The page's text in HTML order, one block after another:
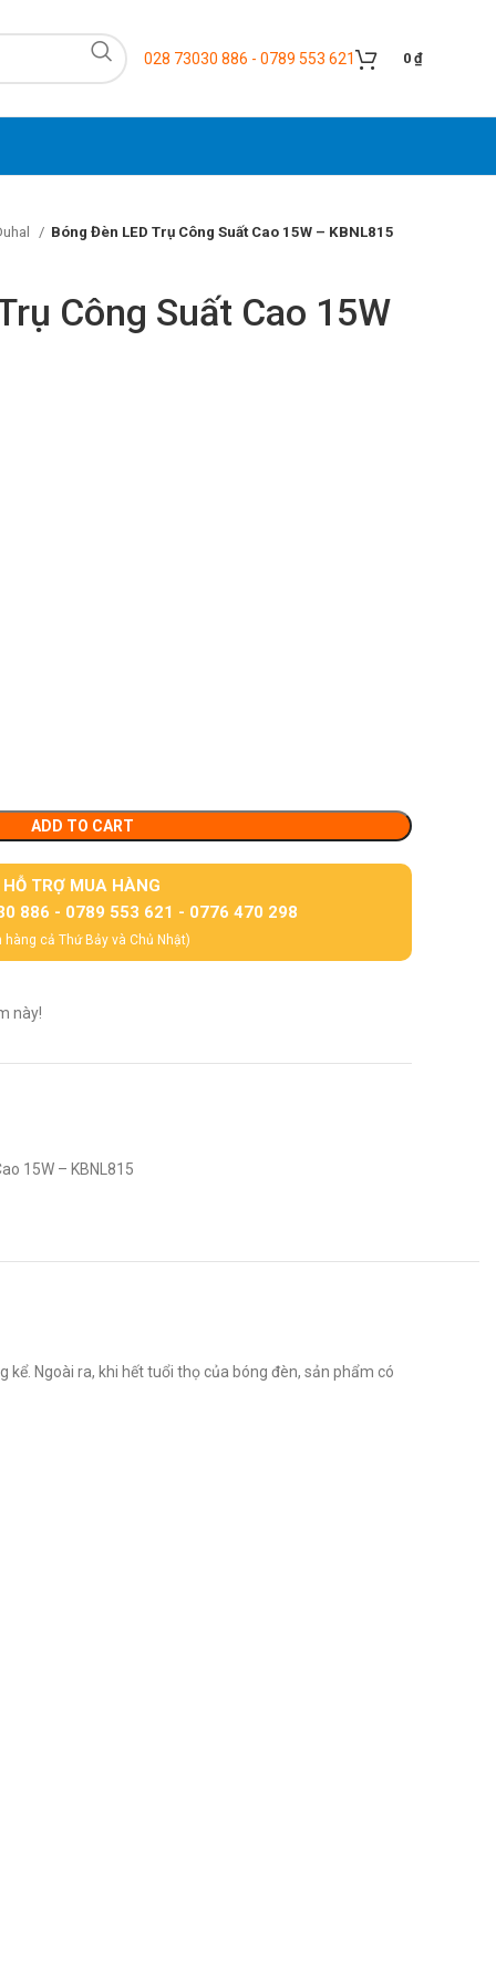
028 73030 886 - 0789 553 621 0 ₫
Bóng Đèn LED Trụ Công Suất Cao 15W – KBNL815
Công Suất Cao 15W
ADD TO CART
HỖ TRỢ MUA HÀNG
886 - 0789 553 621 - 0776 470 298
hàng cả Thứ Bảy và Chủ Nhật)
này!
15W – KBNL815
kể. Ngoài ra, khi hết tuổi thọ của bóng đèn, sản phẩm có